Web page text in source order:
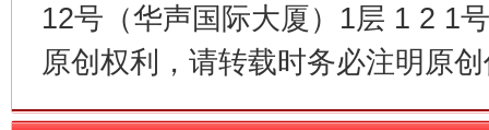
12号（华声国际大厦）1层 1 2 1
原创权利，请转载时务必注明原
习近平的博鳌关键词
魏明亮